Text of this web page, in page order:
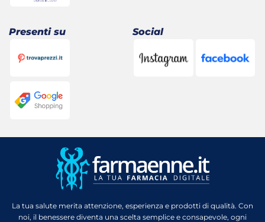
Presenti su Social
La tua salute merita attenzione, esperienza e prodotti di qualità. Con
noi, il benessere diventa una scelta semplice e consapevole, ogni